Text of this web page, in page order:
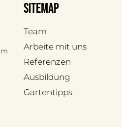
Sitemap
Team
Arbeite mit uns
Referenzen
Ausbildung
Gartentipps